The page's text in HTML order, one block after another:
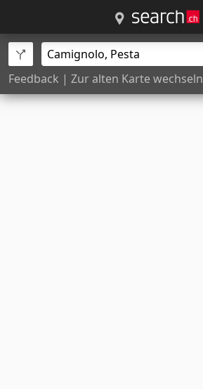
Feedback | Zur alten Karte wechseln